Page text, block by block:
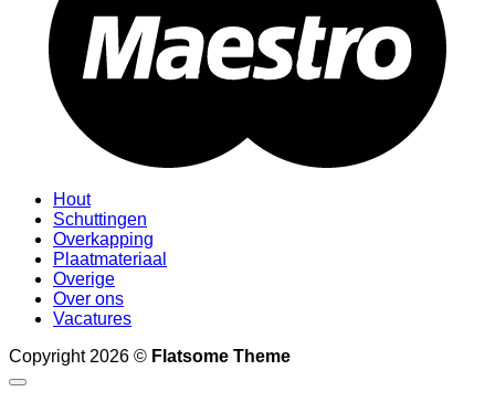
Hout
Schuttingen
Overkapping
Plaatmateriaal
Overige
Over ons
Vacatures
Copyright 2026 © Flatsome Theme